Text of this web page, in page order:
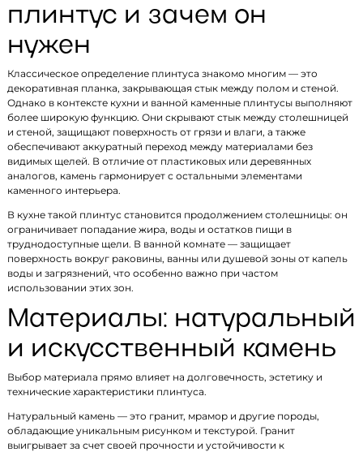
плинтус и зачем он
нужен
Классическое определение плинтуса знакомо многим — это
декоративная планка, закрывающая стык между полом и стеной.
Однако в контексте кухни и ванной каменные плинтусы выполняют
более широкую функцию. Они скрывают стык между столешницей
и стеной, защищают поверхность от грязи и влаги, а также
обеспечивают аккуратный переход между материалами без
видимых щелей. В отличие от пластиковых или деревянных
аналогов, камень гармонирует с остальными элементами
каменного интерьера.
В кухне такой плинтус становится продолжением столешницы: он
ограничивает попадание жира, воды и остатков пищи в
труднодоступные щели. В ванной комнате — защищает
поверхность вокруг раковины, ванны или душевой зоны от капель
воды и загрязнений, что особенно важно при частом
использовании этих зон.
Материалы: натуральный
и искусственный камень
Выбор материала прямо влияет на долговечность, эстетику и
технические характеристики плинтуса.
Натуральный камень — это гранит, мрамор и другие породы,
обладающие уникальным рисунком и текстурой. Гранит
выигрывает за счет своей прочности и устойчивости к